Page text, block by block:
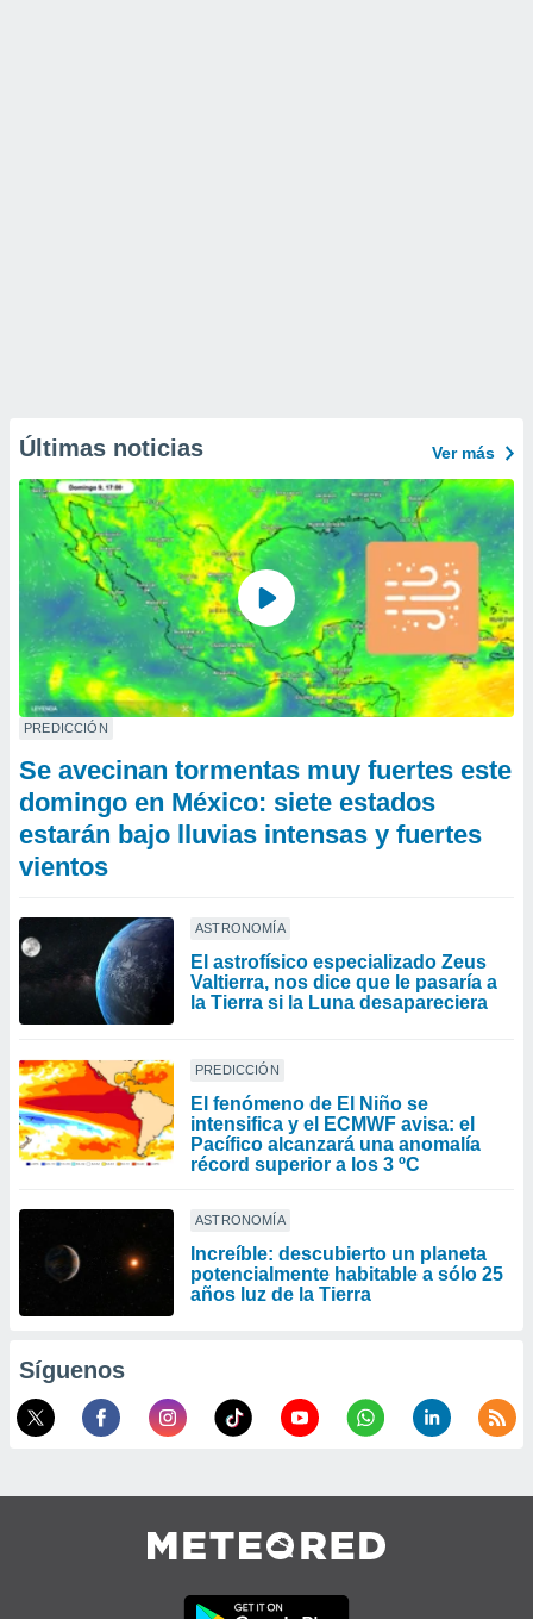
Últimas noticias Ver más
PREDICCIÓN
Se avecinan tormentas muy fuertes este
domingo en México: siete estados
estarán bajo lluvias intensas y fuertes
vientos
ASTRONOMÍA
El astrofísico especializado Zeus
Valtierra, nos dice que le pasaría a
la Tierra si la Luna desapareciera
PREDICCIÓN
El fenómeno de El Niño se
intensifica y el ECMWF avisa: el
Pacífico alcanzará una anomalía
récord superior a los 3 ºC
ASTRONOMÍA
Increíble: descubierto un planeta
potencialmente habitable a sólo 25
años luz de la Tierra
Síguenos